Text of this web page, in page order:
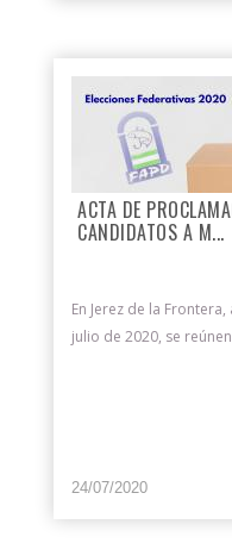
ACTA DE
CANDIDATOS A M...
En Jerez de la
julio de 2020, se
24/07/2020